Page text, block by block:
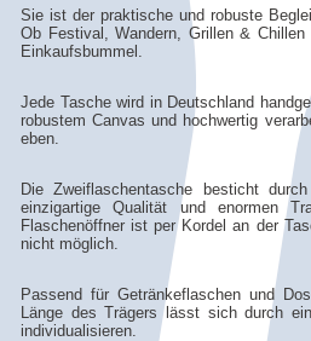
Sie ist der praktische und robuste
Ob Festival, Wandern, Grillen &
Einkaufsbummel.
Jede Tasche wird in Deutschland
robustem Canvas und hochwertig
eben.
Die Zweiflaschentasche besticht
einzigartige Qualität und enormen
Flaschenöffner ist per Kordel an der
nicht möglich.
Passend für Getränkeflaschen und
Länge des Trägers lässt sich durch
individualisieren.